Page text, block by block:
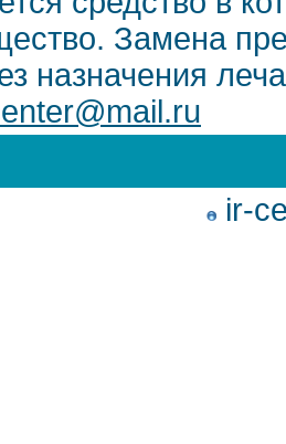
Замена
назначения
ir-